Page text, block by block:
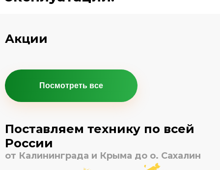
Акции
Посмотреть все
Поставляем технику по всей
России
от Калининграда и Крыма до о. Сахалин